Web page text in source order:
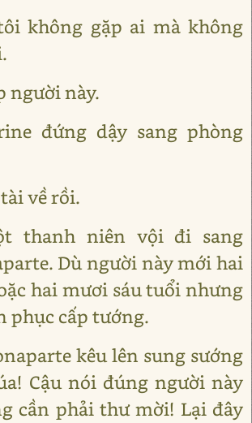
không gặp ai mà không
người này.
đứng dậy sang phòng
về rồi.
thanh niên vội đi sang
Dù người này mới hai
hai mươi sáu tuổi nhưng
phục cấp tướng.
kêu lên sung sướng
Cậu nói đúng người này
cần phải thư mời! Lại đây